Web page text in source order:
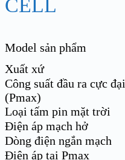
CELL
Model sản phẩm
Xuất xứ
Công suất đầu ra cực đại
(Pmax)
Loại tấm pin mặt trời
Điện áp mạch hở
Dòng điện ngắn mạch
Điện áp tại Pmax